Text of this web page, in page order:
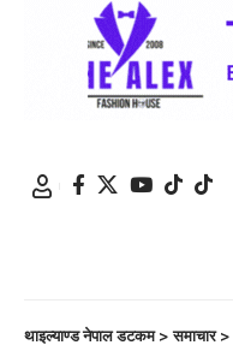
थाइल्याण्ड नेपाल डटकम>समाचार>